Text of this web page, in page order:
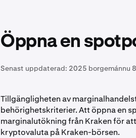
Öppna en
Senast uppdaterad: 2025 borgemánnu 8
Tillgängligheten av
behörighetskriterier. Att öppna en
marginalutökning från Kraken för
kryptovaluta på Kraken-börsen.